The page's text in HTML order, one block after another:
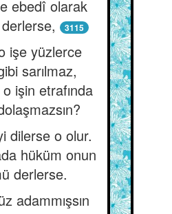
ebedî olarak
3115
işe yüzlerce
sarılmaz,
o işin etrafında
dilerse o olur.
hüküm onun
derlerse.
adammışsın